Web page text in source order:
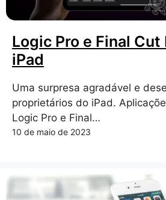
Logic Pro e Final Cut
iPad
Uma surpresa agradável e
proprietários do iPad.
Logic Pro e Final…
10 de maio de 2023